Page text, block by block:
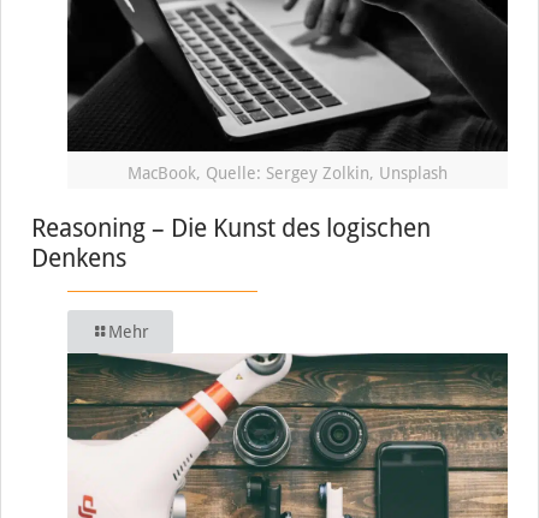
MacBook, Quelle: Sergey Zolkin, Unsplash
Reasoning – Die Kunst des logischen
Denkens
Mehr